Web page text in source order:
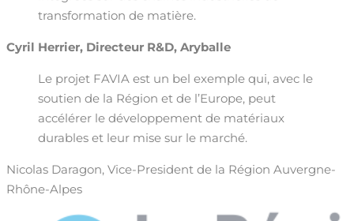
transformation de matière.
Cyril Herrier, Directeur R&D, Aryballe
Le projet FAVIA est un bel exemple qui, avec le
soutien de la Région et de l’Europe, peut
accélérer le développement de matériaux
durables et leur mise sur le marché.
Nicolas Daragon, Vice-President de la Région Auvergne-
Rhône-Alpes